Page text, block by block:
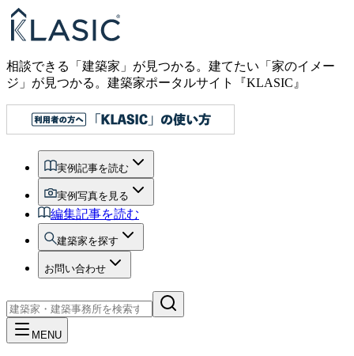
相談できる「建築家」が見つかる。建てたい「家のイメー
ジ」が見つかる。 建築家ポータルサイト『KLASIC』
実例記事を読む
実例写真を見る
編集記事を読む
建築家を探す
お問い合わせ
MENU